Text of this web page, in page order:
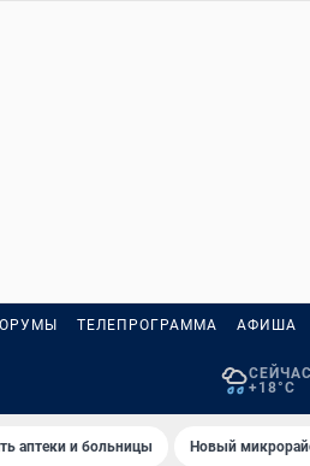
ТЕЛЕПРОГРАММА АФИША
СЕЙЧАС
+18°C
аптеки и больницы Новый